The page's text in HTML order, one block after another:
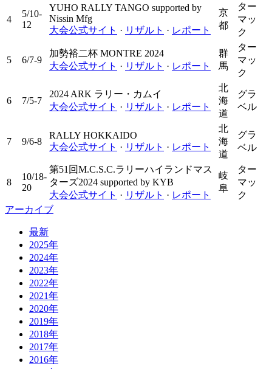
4
5/10-
12
YUHO RALLY TANGO supported by
Nissin Mfg
大会公式サイト · リザルト · レポート
京
都
ター
マッ
ク
5 6/7-9
加勢裕二杯 MONTRE 2024
大会公式サイト · リザルト · レポート
群
馬
ター
マッ
ク
6 7/5-7
2024 ARK ラリー・カムイ
大会公式サイト · リザルト · レポート
北
海
道
グラ
ベル
7 9/6-8
RALLY HOKKAIDO
大会公式サイト · リザルト · レポート
北
海
道
グラ
ベル
8
10/18-
20
第51回M.C.S.C.ラリーハイランドマス
ターズ2024 supported by KYB
大会公式サイト · リザルト · レポート
岐
阜
ター
マッ
ク
アーカイブ
最新
2025年
2024年
2023年
2022年
2021年
2020年
2019年
2018年
2017年
2016年